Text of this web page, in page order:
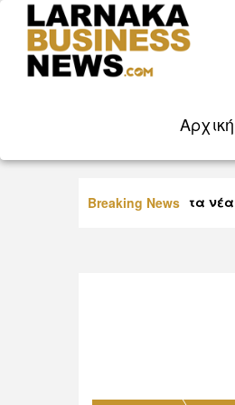
Aρχική
Breaking News
Οργή Βύρα για τα νέα